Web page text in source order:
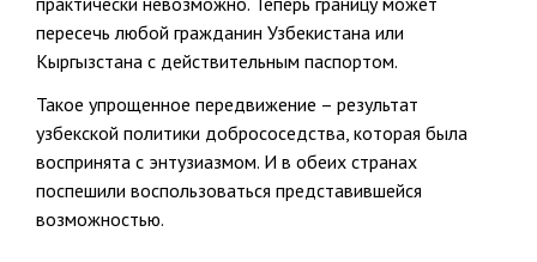
пересечь любой гражданин Узбекистана или
Кыргызстана с действительным паспортом.
Такое упрощенное передвижение – результат
узбекской политики добрососедства, которая была
воспринята с энтузиазмом. И в обеих странах
поспешили воспользоваться представившейся
возможностью.